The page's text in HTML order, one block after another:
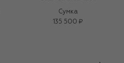
Сумка
135 500 ₽